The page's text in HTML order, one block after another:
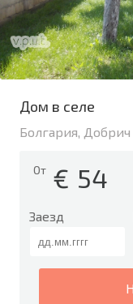
Дом в селе
Болгария, Добрич
От € 54
Заезд